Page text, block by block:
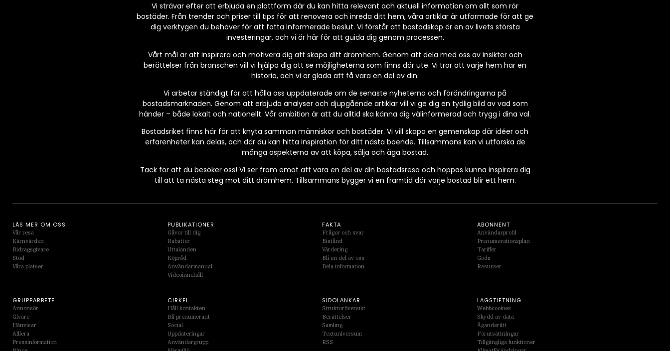
Vi strävar efter att erbjuda en plattform där du kan hitta relevant och aktuell information om allt som rör
bostäder. Från trender och priser till tips för att renovera och inreda ditt hem, våra artiklar är utformade för att ge
dig verktygen du behöver för att fatta informerade beslut. Vi förstår att bostadsköp är en av livets största
investeringar, och vi är här för att guida dig genom processen.
Vårt mål är att inspirera och motivera dig att skapa ditt drömhem. Genom att dela med oss av insikter och
berättelser från branschen vill vi hjälpa dig att se möjligheterna som finns där ute. Vi tror att varje hem har en
historia, och vi är glada att få vara en del av din.
Vi arbetar ständigt för att hålla oss uppdaterade om de senaste nyheterna och förändringarna på
bostadsmarknaden. Genom att erbjuda analyser och djupgående artiklar vill vi ge dig en tydlig bild av vad som
händer – både lokalt och nationellt. Vår ambition är att du alltid ska känna dig välinformerad och trygg i dina val.
Bostadsriket finns här för att knyta samman människor och bostäder. Vi vill skapa en gemenskap där idéer och
erfarenheter kan delas, och där du kan hitta inspiration för ditt nästa boende. Tillsammans kan vi utforska de
många aspekterna av att köpa, sälja och äga bostad.
Tack för att du besöker oss! Vi ser fram emot att vara en del av din bostadsresa och hoppas kunna inspirera dig
till att ta nästa steg mot ditt drömhem. Tillsammans bygger vi en framtid där varje bostad blir ett hem.
LÄS MER OM OSS
Vår resa
Kärnvärden
Bidragsgivare
Stöd
Våra platser
PUBLIKATIONER
Gåvor till dig
Rabatter
Uttalanden
Köpråd
Användarmanual
Videoinnehåll
FAKTA
Frågor och svar
Bistånd
Värdering
Bli en del av oss
Dela information
ABONNENT
Användarprofil
Prenumerationsplan
Tariffer
Gods
Resurser
GRUPPARBETE
Annonsör
Givare
Hänvisar
Alliera
Pressinformation
CIRKEL
Håll kontakten
Bli prenumerant
Social
Uppdateringar
Användargrupp
SIDOLÄNKAR
Strukturöversikt
Berättelser
Samling
Textuniversum
RSS
LAGSTIFTNING
Webbcookies
Skydd av data
Äganderätt
Förutsättningar
Tillgängliga funktioner